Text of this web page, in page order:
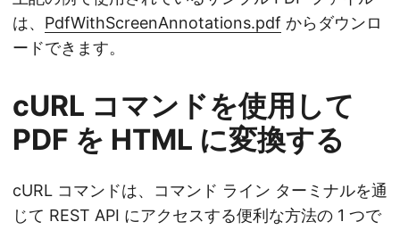
は、 PdfWithScreenAnnotations.pdf からダウンロ
ードできます。
cURL コマンドを使用して
PDF を HTML に変換する
cURL コマンドは、コマンド ライン ターミナルを通
じて REST API にアクセスする便利な方法の 1 つで